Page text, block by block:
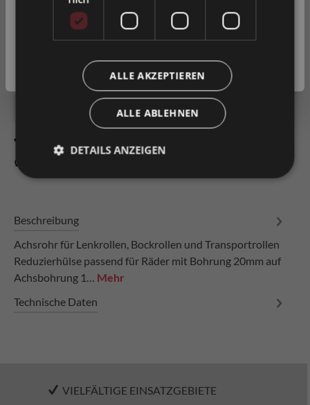
In den Warenkorb
0014920
Beschreibung
Achsrohr für Lenkrollen, Bockrollen und Transportrollen
Reduzierhülse passend für Räder mit Bohrung 20mm auf
Achsbohrung 1… Mehr
Technische Daten
VIELFÄLTIGE EINSATZGEBIETE
Privatkunde
Geschäftskunde( exkl. MwSt. )
ALLE AKZEPTIEREN
ALLE ABLEHNEN
DETAILS ANZEIGEN